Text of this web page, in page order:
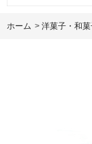
ホーム > 洋菓子・和